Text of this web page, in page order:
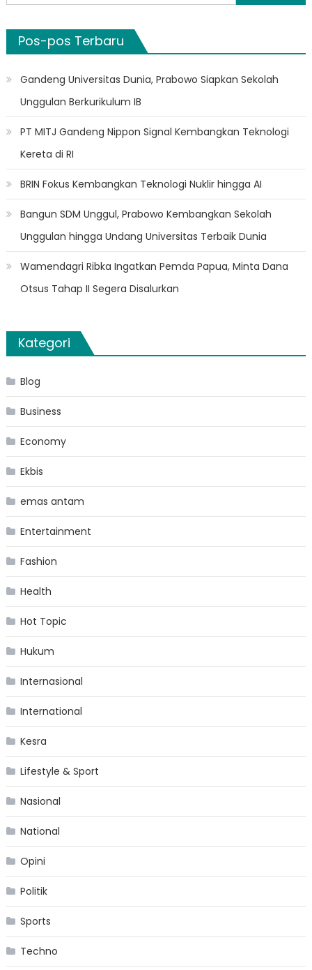
untuk:
Pos-pos Terbaru
Gandeng Universitas Dunia, Prabowo Siapkan Sekolah
Unggulan Berkurikulum IB
PT MITJ Gandeng Nippon Signal Kembangkan Teknologi
Kereta di RI
BRIN Fokus Kembangkan Teknologi Nuklir hingga AI
Bangun SDM Unggul, Prabowo Kembangkan Sekolah
Unggulan hingga Undang Universitas Terbaik Dunia
Wamendagri Ribka Ingatkan Pemda Papua, Minta Dana
Otsus Tahap II Segera Disalurkan
Kategori
Blog
Business
Economy
Ekbis
emas antam
Entertainment
Fashion
Health
Hot Topic
Hukum
Internasional
International
Kesra
Lifestyle & Sport
Nasional
National
Opini
Politik
Sports
Techno